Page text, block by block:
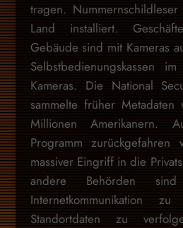
tragen.
Land installiert.
Gebäude sind mit Kameras
Selbstbedienungskassen
Kameras. Die National
sammelte früher Metadaten
Millionen Amerikanern.
Programm
massiver Eingriff in die
andere Behörden
Internetkommunikation
Standortdaten zu